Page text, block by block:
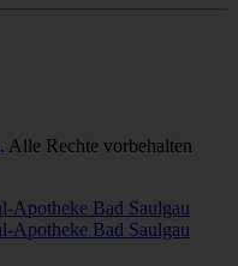
. Alle Rechte vorbehalten